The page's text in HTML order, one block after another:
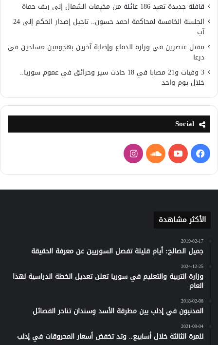
قافلة جديدة تعيد 186 عائلة من مخيمات الشمال إلى ريف حماة
الجلسة الخامسة لمحاكمة احمد حسون.. تاجيل إصدار الحكم إلى 24
آب
مقتل عنصرين في وزارة الدفاع وإصابة آخرين بهجومين مسلحين في
درعا
3 وفيات و21 مصابا في 18 حادث سير وحرائق في عموم سوريا..
خلال يوم واحد
Social
فيسبوكيوتيوبساوند
كلاود
انستقرام
الأكثر مشاهدة
2019-02-17
جميل الصالح: أيام قليلة تفصل السوريين عن معرفة الحقيقة
2024-12-25
وزارة التربية والتعليم في سوريا تعلن تعديل الخطة الدراسية لهذا
العام
2018-02-08
المدنيون في إدلب بين مطرقة الأسد وسندان تناحر الفصائل
2021-09-04
للمرة الثالثة خلال أسابيع.. وتد تخفض أسعار المحروقات في إدلب